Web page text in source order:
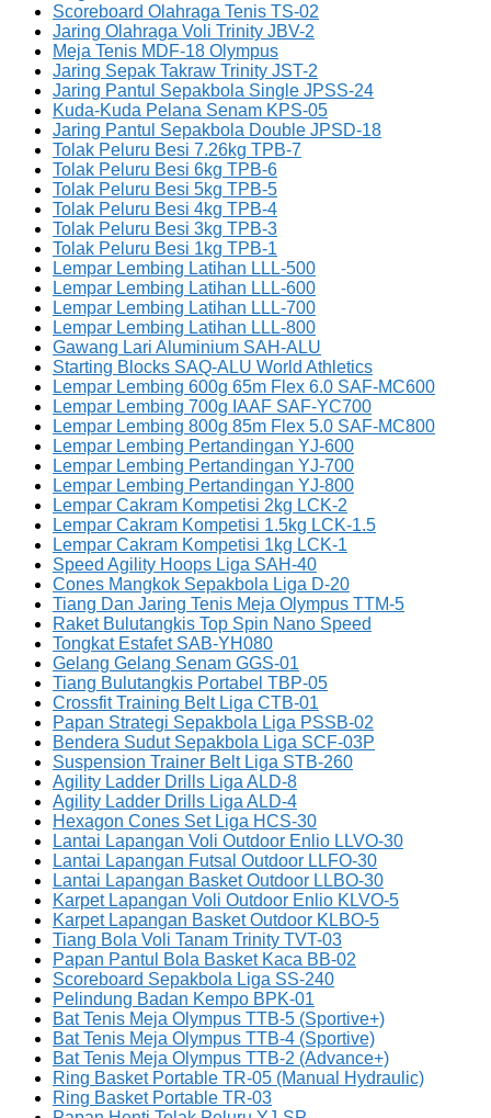
Scoreboard Olahraga Tenis TS-02
Jaring Olahraga Voli Trinity JBV-2
Meja Tenis MDF-18 Olympus
Jaring Sepak Takraw Trinity JST-2
Jaring Pantul Sepakbola Single JPSS-24
Kuda-Kuda Pelana Senam KPS-05
Jaring Pantul Sepakbola Double JPSD-18
Tolak Peluru Besi 7.26kg TPB-7
Tolak Peluru Besi 6kg TPB-6
Tolak Peluru Besi 5kg TPB-5
Tolak Peluru Besi 4kg TPB-4
Tolak Peluru Besi 3kg TPB-3
Tolak Peluru Besi 1kg TPB-1
Lempar Lembing Latihan LLL-500
Lempar Lembing Latihan LLL-600
Lempar Lembing Latihan LLL-700
Lempar Lembing Latihan LLL-800
Gawang Lari Aluminium SAH-ALU
Starting Blocks SAQ-ALU World Athletics
Lempar Lembing 600g 65m Flex 6.0 SAF-MC600
Lempar Lembing 700g IAAF SAF-YC700
Lempar Lembing 800g 85m Flex 5.0 SAF-MC800
Lempar Lembing Pertandingan YJ-600
Lempar Lembing Pertandingan YJ-700
Lempar Lembing Pertandingan YJ-800
Lempar Cakram Kompetisi 2kg LCK-2
Lempar Cakram Kompetisi 1.5kg LCK-1.5
Lempar Cakram Kompetisi 1kg LCK-1
Speed Agility Hoops Liga SAH-40
Cones Mangkok Sepakbola Liga D-20
Tiang Dan Jaring Tenis Meja Olympus TTM-5
Raket Bulutangkis Top Spin Nano Speed
Tongkat Estafet SAB-YH080
Gelang Gelang Senam GGS-01
Tiang Bulutangkis Portabel TBP-05
Crossfit Training Belt Liga CTB-01
Papan Strategi Sepakbola Liga PSSB-02
Bendera Sudut Sepakbola Liga SCF-03P
Suspension Trainer Belt Liga STB-260
Agility Ladder Drills Liga ALD-8
Agility Ladder Drills Liga ALD-4
Hexagon Cones Set Liga HCS-30
Lantai Lapangan Voli Outdoor Enlio LLVO-30
Lantai Lapangan Futsal Outdoor LLFO-30
Lantai Lapangan Basket Outdoor LLBO-30
Karpet Lapangan Voli Outdoor Enlio KLVO-5
Karpet Lapangan Basket Outdoor KLBO-5
Tiang Bola Voli Tanam Trinity TVT-03
Papan Pantul Bola Basket Kaca BB-02
Scoreboard Sepakbola Liga SS-240
Pelindung Badan Kempo BPK-01
Bat Tenis Meja Olympus TTB-5 (Sportive+)
Bat Tenis Meja Olympus TTB-4 (Sportive)
Bat Tenis Meja Olympus TTB-2 (Advance+)
Ring Basket Portable TR-05 (Manual Hydraulic)
Ring Basket Portable TR-03